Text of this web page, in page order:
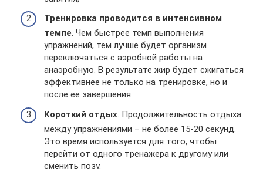
Тренировка проводится в интенсивном
темпе. Чем быстрее темп выполнения
упражнений, тем лучше будет организм
переключаться с аэробной работы на
анаэробную. В результате жир будет сжигаться
эффективнее не только на тренировке, но и
после ее завершения.
Короткий отдых . Продолжительность отдыха
между упражнениями – не более 15-20 секунд.
Это время используется для того, чтобы
перейти от одного тренажера к другому или
сменить позу.